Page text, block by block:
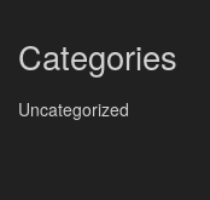
Categories
Uncategorized